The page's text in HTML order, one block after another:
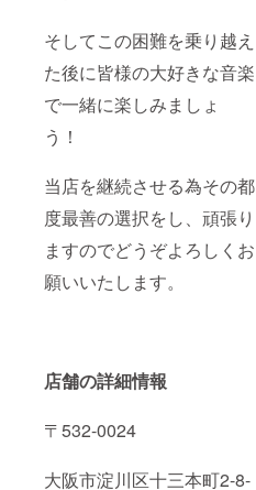
そしてこの困難を乗り越え
た後に皆様の大好きな音楽
で一緒に楽しみましょ
う！
当店を継続させる為その都
度最善の選択をし、頑張り
ますのでどうぞよろしくお
願いいたします。
店舗の詳細情報
〒532-0024
大阪市淀川区十三本町2-8-